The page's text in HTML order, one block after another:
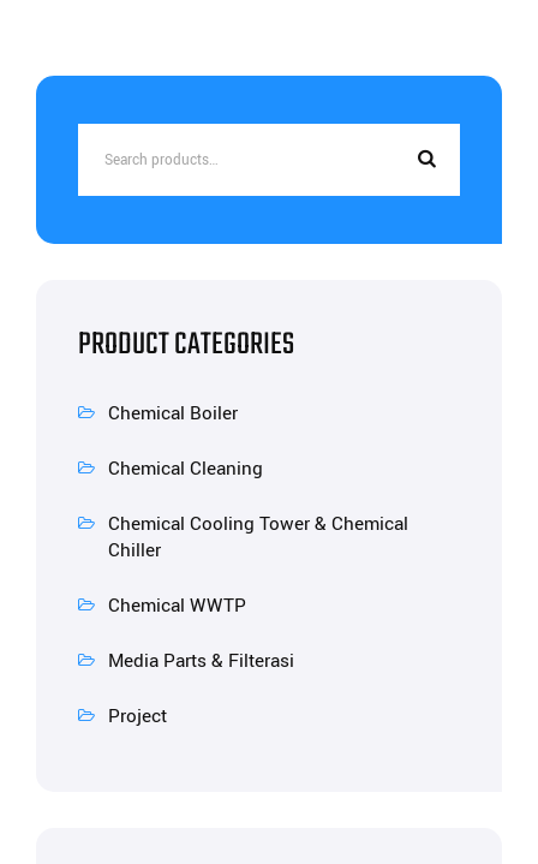
PRODUCT CATEGORIES
Chemical Boiler
Chemical Cleaning
Chemical Cooling Tower & Chemical
Chiller
Chemical WWTP
Media Parts & Filterasi
Project